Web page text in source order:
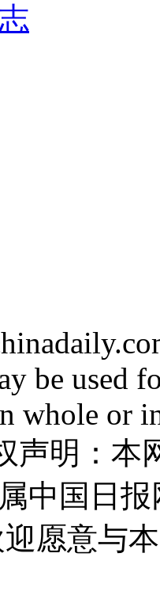
be used
whole or
声明：
中国日
愿意与